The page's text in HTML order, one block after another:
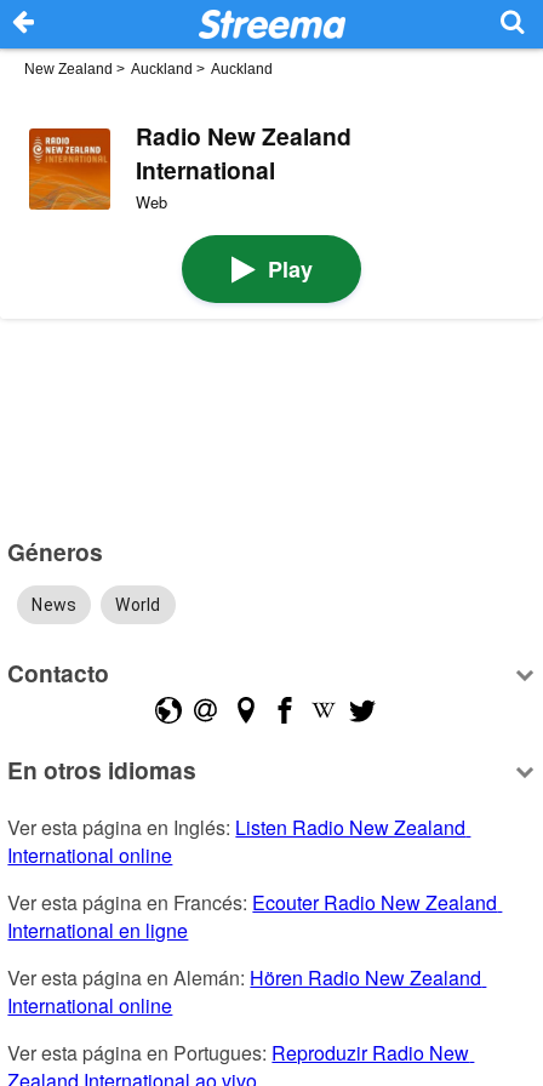
New Zealand > Auckland > Auckland
Radio New Zealand
International
Web
Play
Géneros
News World
Contacto
En otros idiomas
Ver esta página en Inglés: Listen Radio New Zealand
International online
Ver esta página en Francés: Ecouter Radio New Zealand
International en ligne
Ver esta página en Alemán: Hören Radio New Zealand
International online
Ver esta página en Portugues: Reproduzir Radio New
Zealand International ao vivo